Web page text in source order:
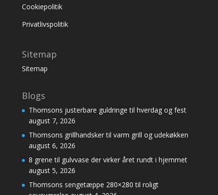
Cookiepolitik
Privatlivspolitik
Sitemap
Sitemap
Blogs
Thomsons justerbare guldringe til hverdag og fest
august 7, 2026
Thomsons grillhandsker til varm grill og udekøkken
august 6, 2026
8 grene til gulvvase der virker året rundt i hjemmet
august 5, 2026
Thomsons sengetæppe 280×280 til roligt